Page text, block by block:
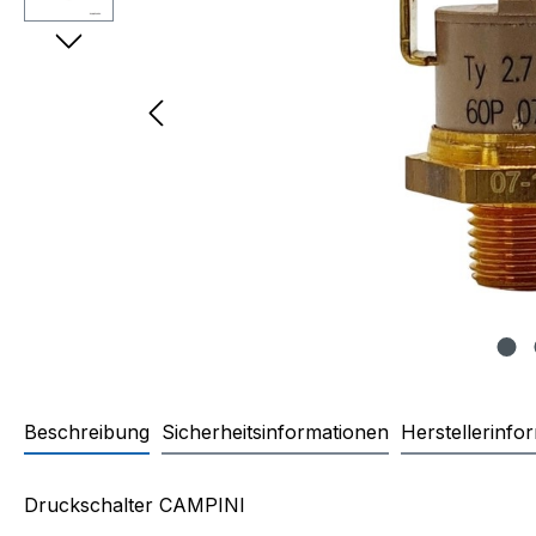
Beschreibung Sicherheitsinformationen
Produktinformationen
Druckschalter CAMPINI